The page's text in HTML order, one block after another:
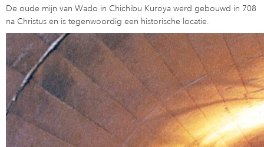
De oude mijn van Wado in Chichibu Kuroya werd gebouwd in 708
na Christus en is tegenwoordig een historische locatie.